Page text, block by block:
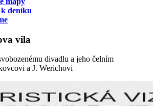
deníku
vila
divadlu a jeho čelním
a J. Werichovi